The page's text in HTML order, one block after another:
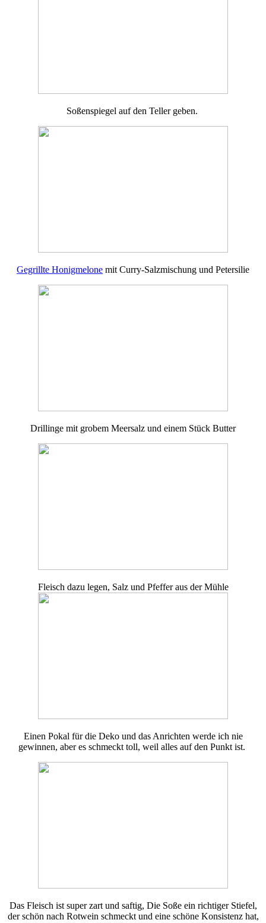
Soßenspiegel auf den Teller geben.
Gegrillte Honigmelone mit Curry-Salzmischung und Petersilie
Drillinge mit grobem Meersalz und einem Stück Butter
Fleisch dazu legen, Salz und Pfeffer aus der Mühle
Einen Pokal für die Deko und das Anrichten werde ich nie
gewinnen, aber es schmeckt toll, weil alles auf den Punkt ist.
Das Fleisch ist super zart und saftig, Die Soße ein richtiger Stiefel,
der schön nach Rotwein schmeckt und eine schöne Konsistenz hat,